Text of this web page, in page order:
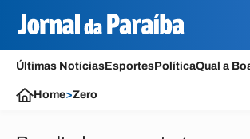
Últimas NotíciasEsportesPolíticaQual a
Home>Zero